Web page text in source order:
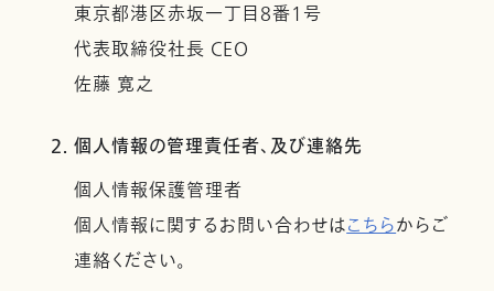
東京都港区赤坂一丁目8番1号
代表取締役社長 CEO
佐藤 寛之
2. 個人情報の管理責任者、及び連絡先
個人情報保護管理者
個人情報に関するお問い合わせはこちらからご
連絡ください。